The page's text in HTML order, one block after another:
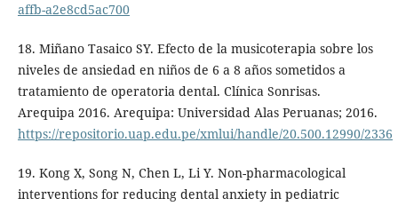
affb-a2e8cd5ac700
18. Miñano Tasaico SY. Efecto de la musicoterapia sobre los
niveles de ansiedad en niños de 6 a 8 años sometidos a
tratamiento de operatoria dental. Clínica Sonrisas.
Arequipa 2016. Arequipa: Universidad Alas Peruanas; 2016.
https://repositorio.uap.edu.pe/xmlui/handle/20.500.12990/2336
19. Kong X, Song N, Chen L, Li Y. Non-pharmacological
interventions for reducing dental anxiety in pediatric